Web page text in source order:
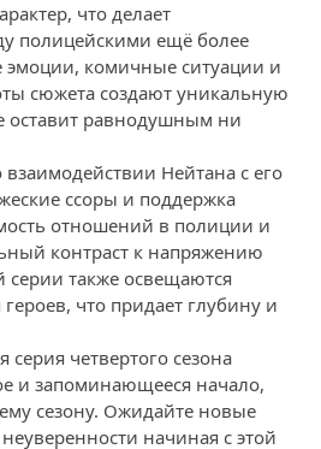
что делает
полицейскими ещё более
комичные ситуации и
сюжета создают уникальную
оставит равнодушным ни
взаимодействии Нейтана с его
ссоры и поддержка
отношений в полиции и
контраст к напряжению
серии также освещаются
что придает глубину и
серия четвертого сезона
и запоминающееся начало,
сезону. Ожидайте новые
начиная с этой